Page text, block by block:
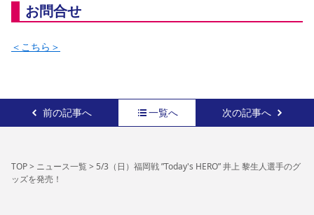
お問合せ
＜こちら＞
前の記事へ 一覧へ 次の記事へ
TOP> ニュース一覧> 5/3（日）福岡戦 ”Today's HERO” 井上 黎生人選手のグ
ッズを発売！